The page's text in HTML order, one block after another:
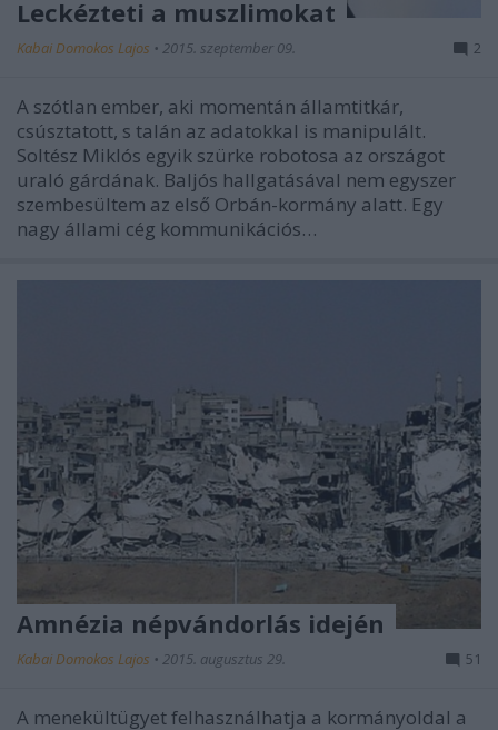
Leckézteti a muszlimokat
Kabai Domokos Lajos • 2015. szeptember 09. 2
A szótlan ember, aki momentán államtitkár,
csúsztatott, s talán az adatokkal is manipulált.
Soltész Miklós egyik szürke robotosa az országot
uraló gárdának. Baljós hallgatásával nem egyszer
szembesültem az első Orbán-kormány alatt. Egy
nagy állami cég kommunikációs…
Amnézia népvándorlás idején
Kabai Domokos Lajos • 2015. augusztus 29. 51
A menekültügyet felhasználhatja a kormányoldal a